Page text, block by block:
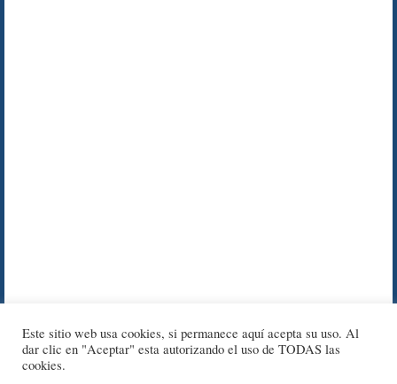
Este sitio web usa cookies, si permanece aquí acepta su uso. Al
dar clic en "Aceptar" esta autorizando el uso de TODAS las
cookies.